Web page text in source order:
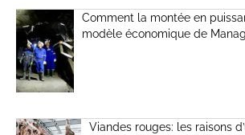
Comment la montée en
modèle économique de
Viandes rouges: les raisons